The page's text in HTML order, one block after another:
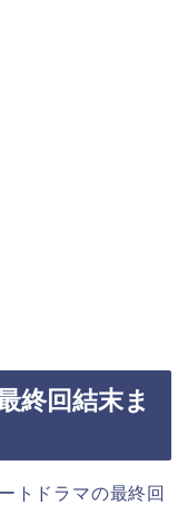
終回結末ま
トドラマの最終回